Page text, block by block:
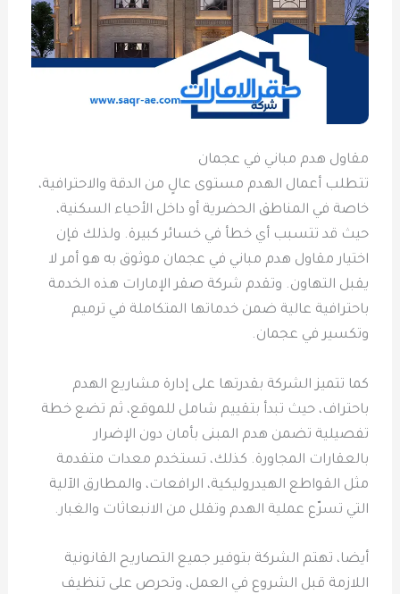
مقاول هدم مباني في عجمان
تتطلب أعمال الهدم مستوى عالٍ من الدقة والاحترافية،
خاصة في المناطق الحضرية أو داخل الأحياء السكنية،
حيث قد تتسبب أي خطأ في خسائر كبيرة. ولذلك فإن
اختيار مقاول هدم مباني في عجمان موثوق به هو أمر لا
يقبل التهاون. وتقدم شركة صقر الإمارات هذه الخدمة
باحترافية عالية ضمن خدماتها المتكاملة في ترميم
وتكسير في عجمان.
كما تتميز الشركة بقدرتها على إدارة مشاريع الهدم
باحتراف، حيث تبدأ بتقييم شامل للموقع، ثم تضع خطة
تفصيلية تضمن هدم المبنى بأمان دون الإضرار
بالعقارات المجاورة. كذلك، تستخدم معدات متقدمة
مثل القواطع الهيدروليكية، الرافعات، والمطارق الآلية
التي تسرّع عملية الهدم وتقلل من الانبعاثات والغبار.
أيضا، تهتم الشركة بتوفير جميع التصاريح القانونية
اللازمة قبل الشروع في العمل، وتحرص على تنظيف